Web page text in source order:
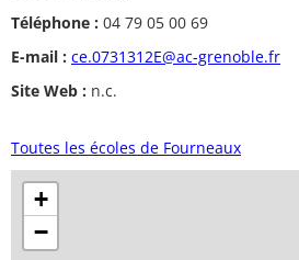
Téléphone : 04 79 05 00 69
E-mail : ce.0731312E@ac-grenoble.fr
Site Web : n.c.
Toutes les écoles de Fourneaux
+
−